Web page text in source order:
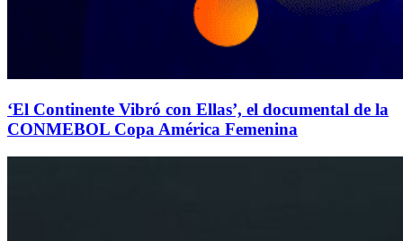
‘El Continente Vibró con Ellas’, el documental de la
CONMEBOL Copa América Femenina